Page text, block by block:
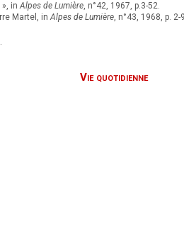
», inAlpes de Lumière, n°42, 1967, p.3-52.
Martel, inAlpes de Lumière, n°43, 1968, p. 2-
Vie quotidienne